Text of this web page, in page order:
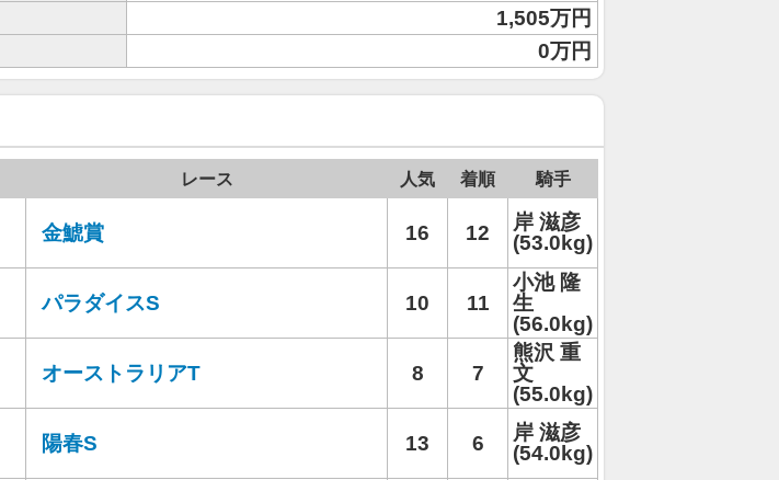
1,505万円
0万円
レース 人気 着順 騎手
金鯱賞 16 12
岸 滋彦
(53.0kg)
パラダイスS 10 11
小池 隆
生
(56.0kg)
オーストラリアT 8 7
熊沢 重
文
(55.0kg)
陽春S 13 6
岸 滋彦
(54.0kg)